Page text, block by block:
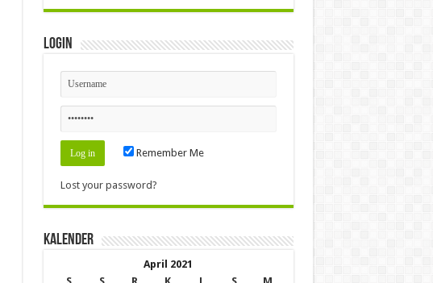
Login
Remember Me
Lost your password?
Kalender
April 2021